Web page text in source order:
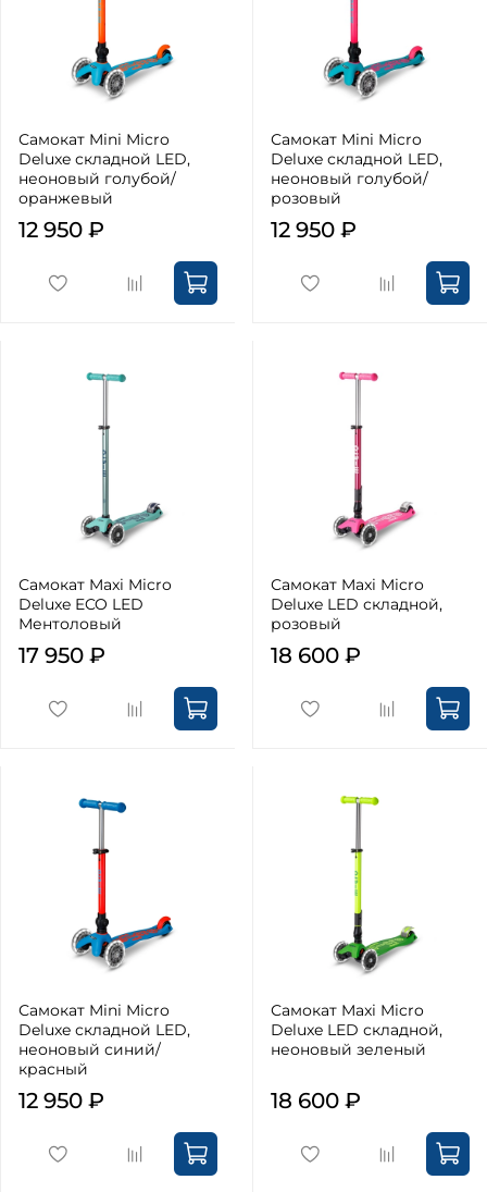
Самокат Mini Micro
Deluxe складной LED,
неоновый голубой/
оранжевый
12 950 ₽
Самокат Mini Micro
Deluxe складной LED,
неоновый голубой/
розовый
12 950 ₽
Самокат Maxi Micro
Deluxe ECO LED
Ментоловый
17 950 ₽
Самокат Maxi Micro
Deluxe LED складной,
розовый
18 600 ₽
Самокат Mini Micro
Deluxe складной LED,
неоновый синий/
красный
12 950 ₽
Самокат Maxi Micro
Deluxe LED складной,
неоновый зеленый
18 600 ₽